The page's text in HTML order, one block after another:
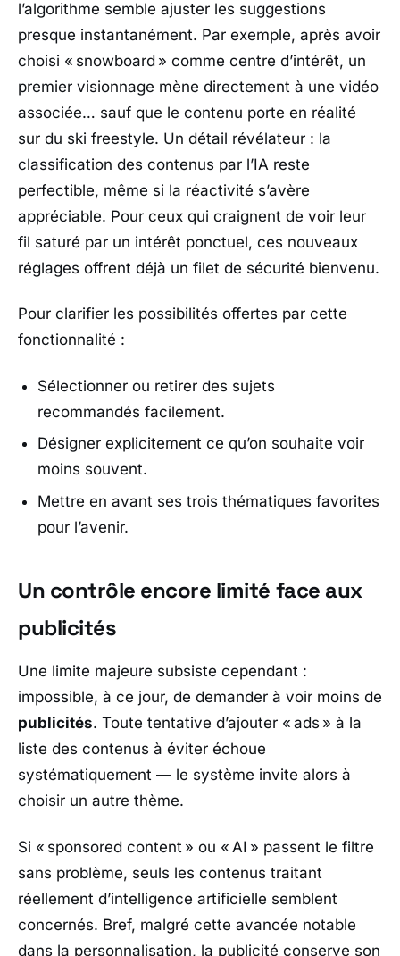
l’algorithme semble ajuster les suggestions
presque instantanément. Par exemple, après avoir
choisi « snowboard » comme centre d’intérêt, un
premier visionnage mène directement à une vidéo
associée… sauf que le contenu porte en réalité
sur du ski freestyle. Un détail révélateur : la
classification des contenus par l’IA reste
perfectible, même si la réactivité s’avère
appréciable. Pour ceux qui craignent de voir leur
fil saturé par un intérêt ponctuel, ces nouveaux
réglages offrent déjà un filet de sécurité bienvenu.
Pour clarifier les possibilités offertes par cette
fonctionnalité :
Sélectionner ou retirer des sujets
recommandés facilement.
Désigner explicitement ce qu’on souhaite voir
moins souvent.
Mettre en avant ses trois thématiques favorites
pour l’avenir.
Un contrôle encore limité face aux
publicités
Une limite majeure subsiste cependant :
impossible, à ce jour, de demander à voir moins de
publicités. Toute tentative d’ajouter « ads » à la
liste des contenus à éviter échoue
systématiquement — le système invite alors à
choisir un autre thème.
Si « sponsored content » ou « AI » passent le filtre
sans problème, seuls les contenus traitant
réellement d’intelligence artificielle semblent
concernés. Bref, malgré cette avancée notable
dans la personnalisation, la publicité conserve son